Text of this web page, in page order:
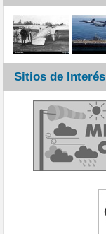
Sitios de Interés